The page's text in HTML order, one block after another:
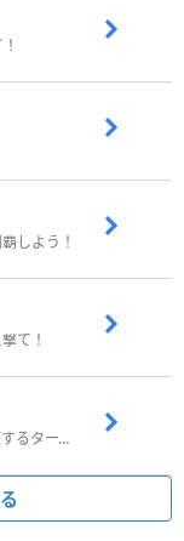
しよう！
て！
武器の『アビリティ』と『戦神』を駆使するターン制コマンドバトルRPG！